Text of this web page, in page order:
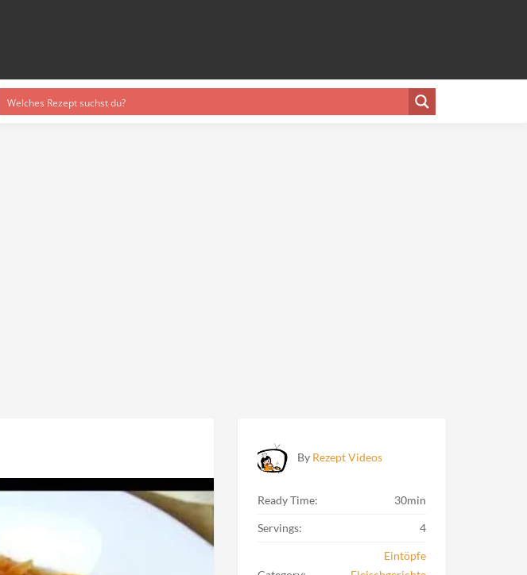
By Rezept Videos
Ready Time: 30min
Servings: 4
Eintöpfe